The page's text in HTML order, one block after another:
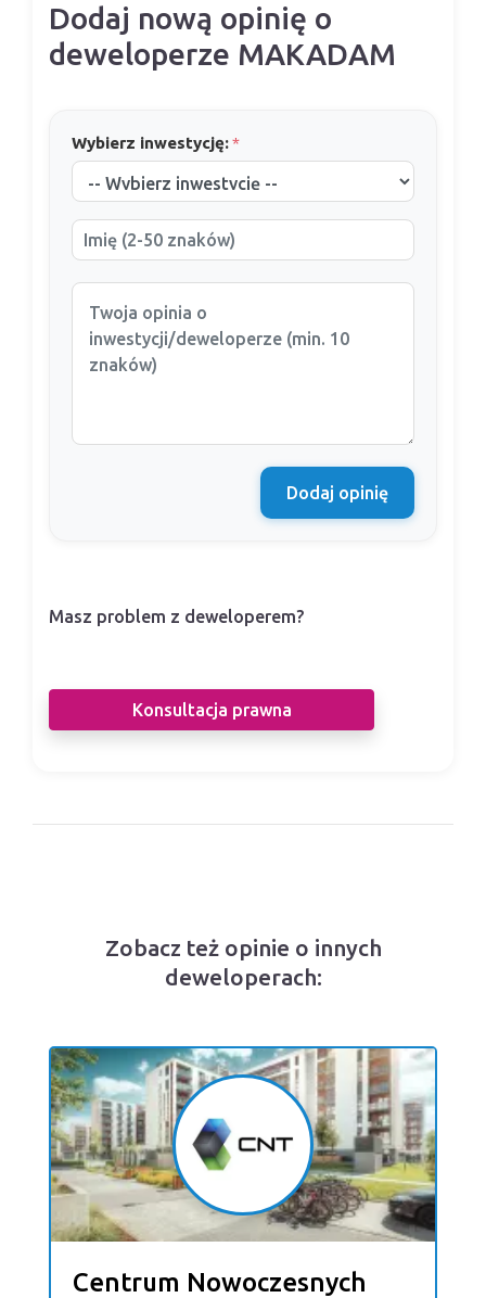
Dodaj nową opinię o
deweloperze MAKADAM
Wybierz inwestycję:*
Dodaj opinię
Masz problem z deweloperem?
Konsultacja prawna
Zobacz też opinie o innych
deweloperach:
Centrum Nowoczesnych